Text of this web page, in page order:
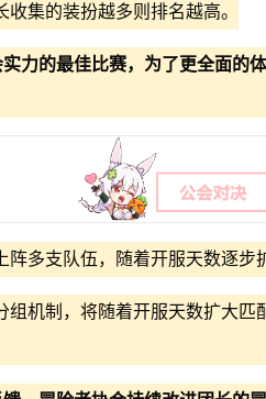
收集的装扮越多则排名越高。
力的最佳比赛，为了更全面的
阵多支队伍，随着开服天数逐步
组机制，将随着开服天数扩大